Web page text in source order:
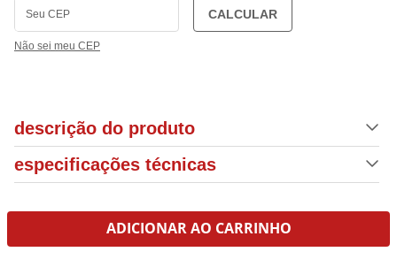
CALCULAR
Não sei meu CEP
descrição do produto
especificações técnicas
ADICIONAR AO CARRINHO